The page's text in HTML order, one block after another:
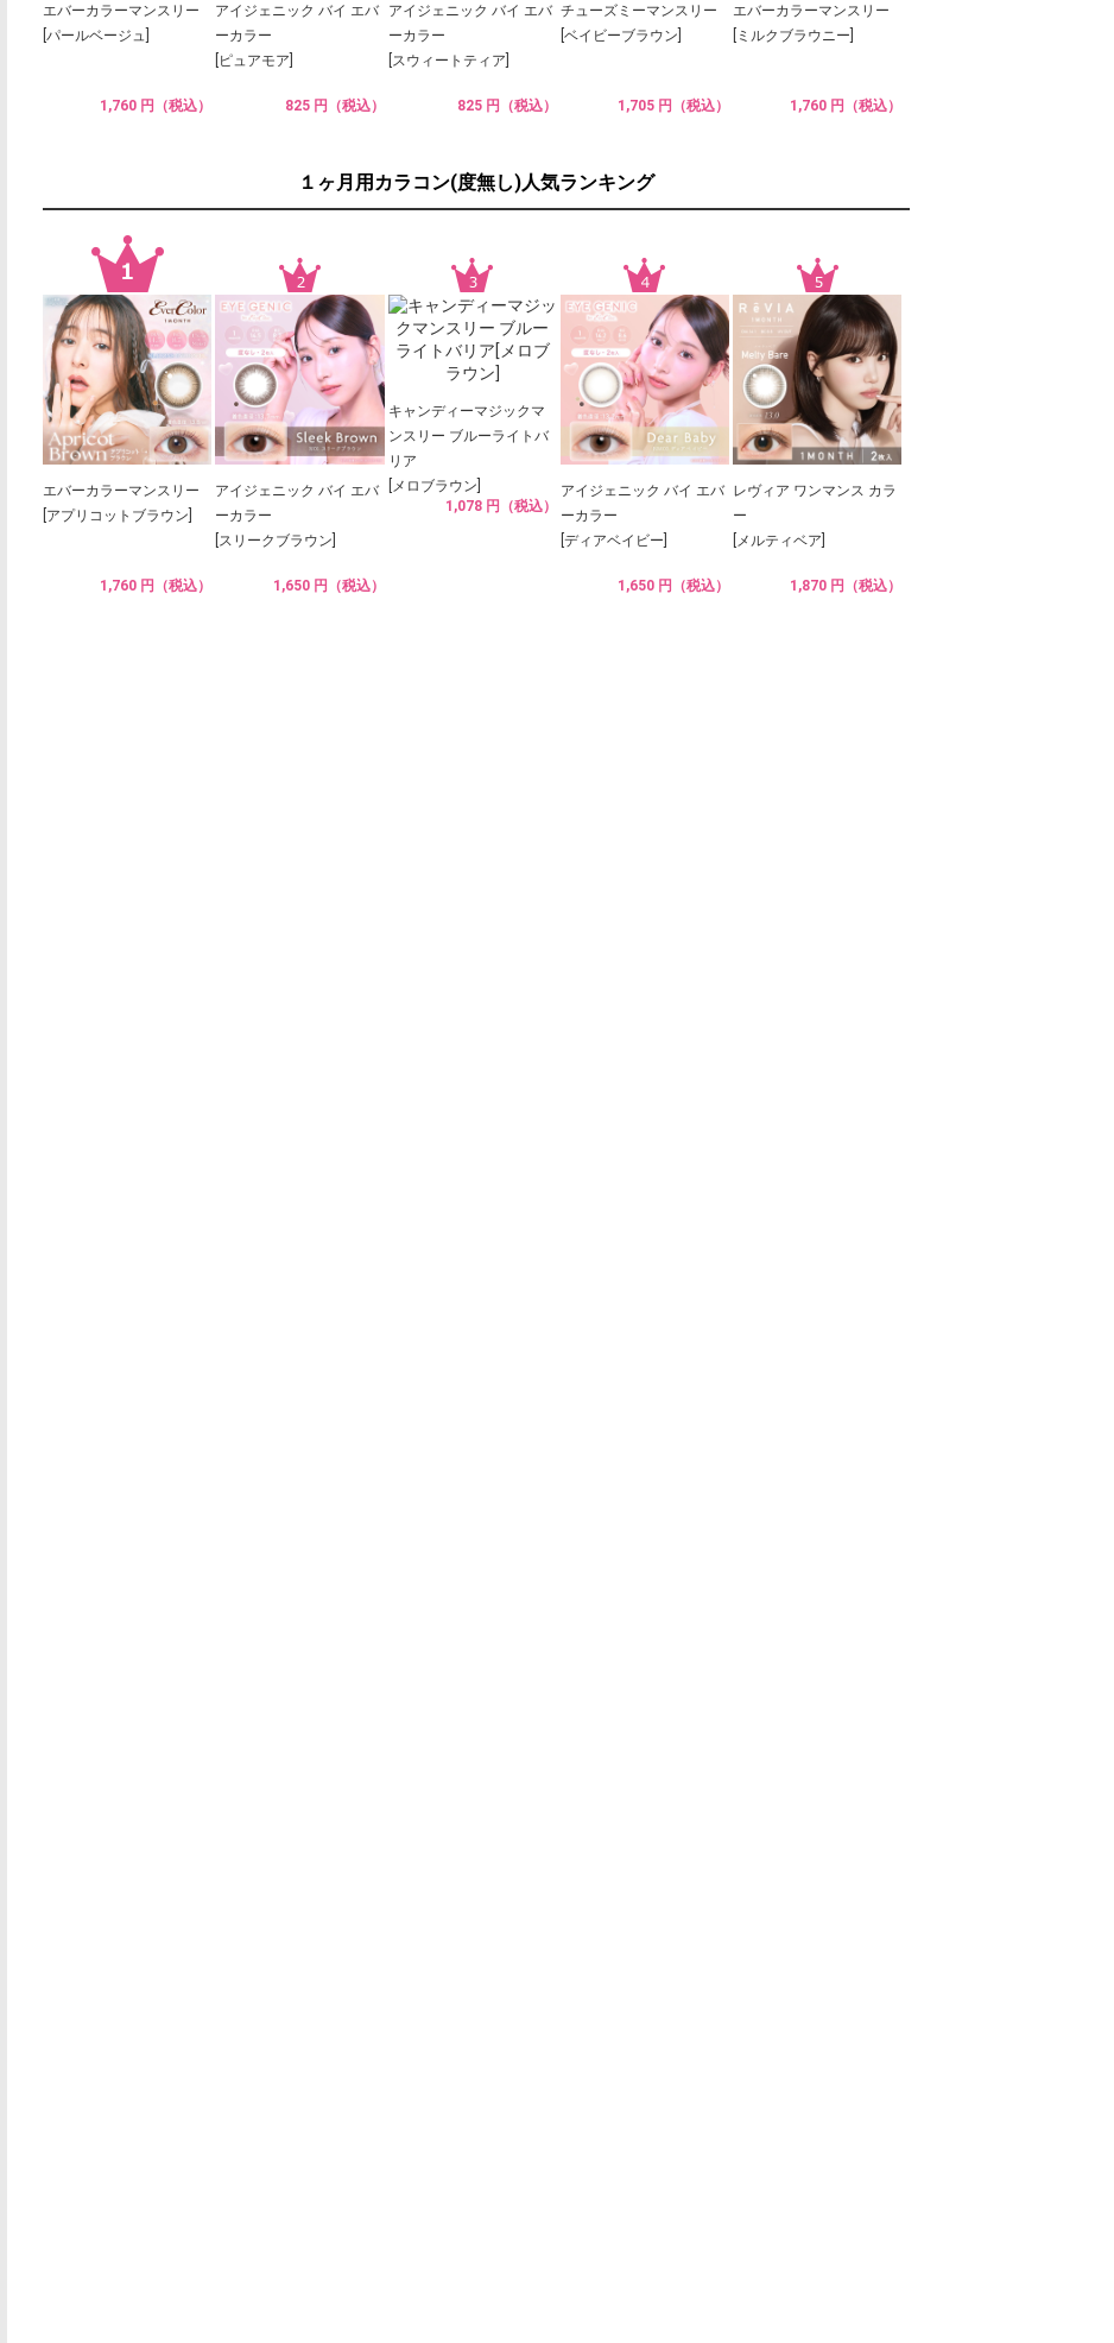
エバーカラーマンスリー
[パールベージュ]
1,760 円（税込）
アイジェニック バイ エバ
ーカラー
[ピュアモア]
825 円（税込）
アイジェニック バイ エバ
ーカラー
[スウィートティア]
825 円（税込）
チューズミーマンスリー
[ベイビーブラウン]
1,705 円（税込）
エバーカラーマンスリー
[ミルクブラウニー]
1,760 円（税込）
１ヶ月用カラコン(度無し)人気ランキング
エバーカラーマンスリー
[アプリコットブラウン]
1,760 円（税込）
アイジェニック バイ エバ
ーカラー
[スリークブラウン]
1,650 円（税込）
キャンディーマジックマ
ンスリー ブルーライトバ
リア
[メロブラウン]
1,078 円（税込）
アイジェニック バイ エバ
ーカラー
[ディアベイビー]
1,650 円（税込）
レヴィア ワンマンス カラ
ー
[メルティベア]
1,870 円（税込）